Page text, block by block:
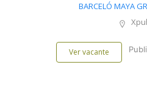
BARCELÓ MAYA
Ver vacante